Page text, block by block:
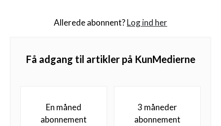
Allerede abonnent?Log ind her
Få adgang til artikler på KunMedierne
En måned
abonnement
3 måneder
abonnement